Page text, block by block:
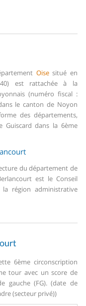
Oisesitué en
est rattachée à la
(numéro fiscal :
le canton de Noyon
des départements,
Guiscard dans la 6ème
du département de
est le Conseil
région administrative
6ème circonscription
tour avec un score de
gauche (FG). (date de
(secteur privé))